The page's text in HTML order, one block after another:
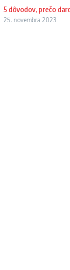
5 dôvodov, prečo
25. novembra 2023